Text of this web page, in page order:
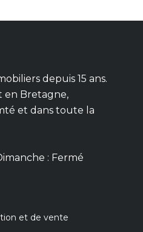
depuis 15 ans.
en Bretagne,
et dans toute la
: Fermé
et de vente